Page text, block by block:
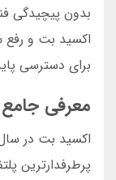
بدون پیچیدگی
اکسید بت و رفع
برای دسترسی
معرفی جامع
پرطرفدارترین